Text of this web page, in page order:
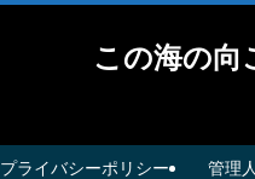
この海の向
プライバシーポリシー 管理